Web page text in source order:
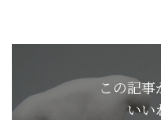
この記
いい